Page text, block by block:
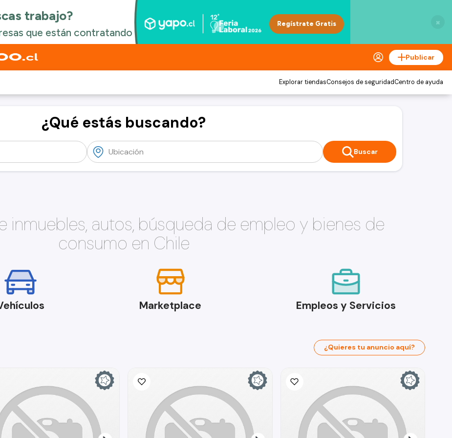
×
Publicar
Explorar tiendasConsejos de seguridadCentro de ayuda
¿Qué estás buscando?
Buscar
inmuebles, autos, búsqueda de empleo y bienes de
consumo en Chile
Marketplace Empleos y Servicios
¿Quieres tu anuncio aquí?